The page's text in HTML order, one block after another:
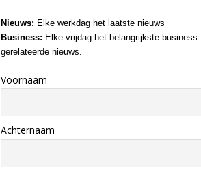
Nieuws: Elke werkdag het laatste nieuws
Business: Elke vrijdag het belangrijkste business-
gerelateerde nieuws.
Voornaam
Achternaam